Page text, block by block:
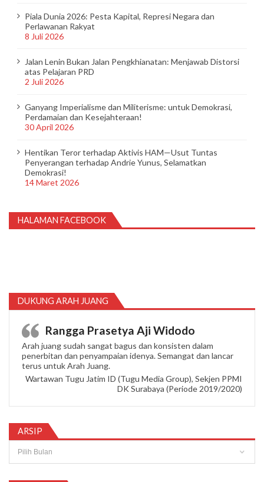
Piala Dunia 2026: Pesta Kapital, Represi Negara dan
Perlawanan Rakyat
8 Juli 2026
Jalan Lenin Bukan Jalan Pengkhianatan: Menjawab Distorsi
atas Pelajaran PRD
2 Juli 2026
Ganyang Imperialisme dan Militerisme: untuk Demokrasi,
Perdamaian dan Kesejahteraan!
30 April 2026
Hentikan Teror terhadap Aktivis HAM—Usut Tuntas
Penyerangan terhadap Andrie Yunus, Selamatkan
Demokrasi!
14 Maret 2026
HALAMAN FACEBOOK
DUKUNG ARAH JUANG
Rangga Prasetya Aji Widodo
Arah juang sudah sangat bagus dan konsisten dalam
penerbitan dan penyampaian idenya. Semangat dan lancar
terus untuk Arah Juang.
Wartawan Tugu Jatim ID (Tugu Media Group), Sekjen PPMI
DK Surabaya (Periode 2019/2020)
ARSIP